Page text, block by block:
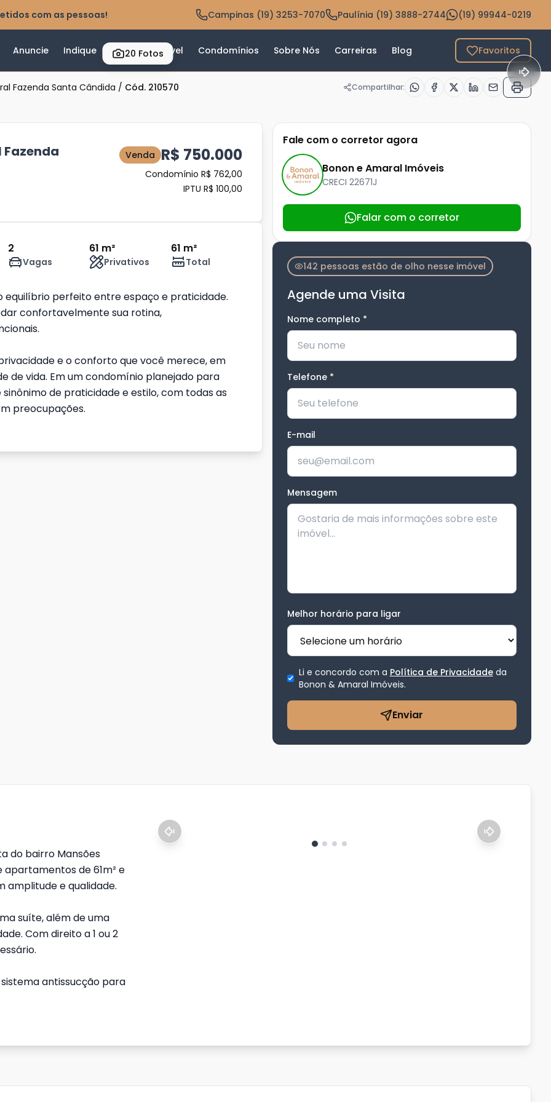
com as pessoas! Campinas (19) 3253-7070 Paulínia (19) 3888-2744 (19) 99944-0219
Anuncie Indique Valor do Imóvel Condomínios Sobre Nós Carreiras Blog Favoritos
20 Fotos
Fazenda Santa Cândida / Cód. 210570 Compartilhar:
Venda R$ 750.000
Condomínio R$ 762,00
IPTU R$ 100,00
2
Vagas
61 m²
Privativos
61 m²
Total
perfeito entre espaço e praticidade.
confortavelmente sua rotina,
e o conforto que você merece, em
de vida. Em um condomínio planejado para
de praticidade e estilo, com todas as
preocupações.
Fale com o corretor agora
Bonon e Amaral Imóveis
CRECI 22671J
Falar com o corretor
142 pessoas estão de olho nesse imóvel
Agende uma Visita
Nome completo *
Telefone *
E-mail
Mensagem
Melhor horário para ligar
Li e concordo com a Política de Privacidadeda
Bonon & Amaral Imóveis.
Enviar
do bairro Mansões
de 61m² e
amplitude e qualidade.
suíte, além de uma
Com direito a 1 ou 2
antissucção para